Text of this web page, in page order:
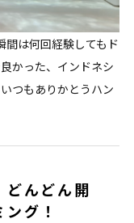
は何回経験してもド
かった、インドネシ
つもありかとうハン
んどん開
グ！